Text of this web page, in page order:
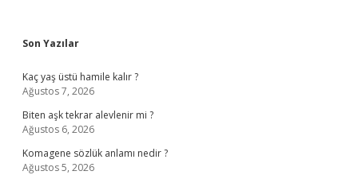
Sidebar
Son Yazılar
Kaç yaş üstü hamile kalır ?
Ağustos 7, 2026
Biten aşk tekrar alevlenir mi ?
Ağustos 6, 2026
Komagene sözlük anlamı nedir ?
Ağustos 5, 2026